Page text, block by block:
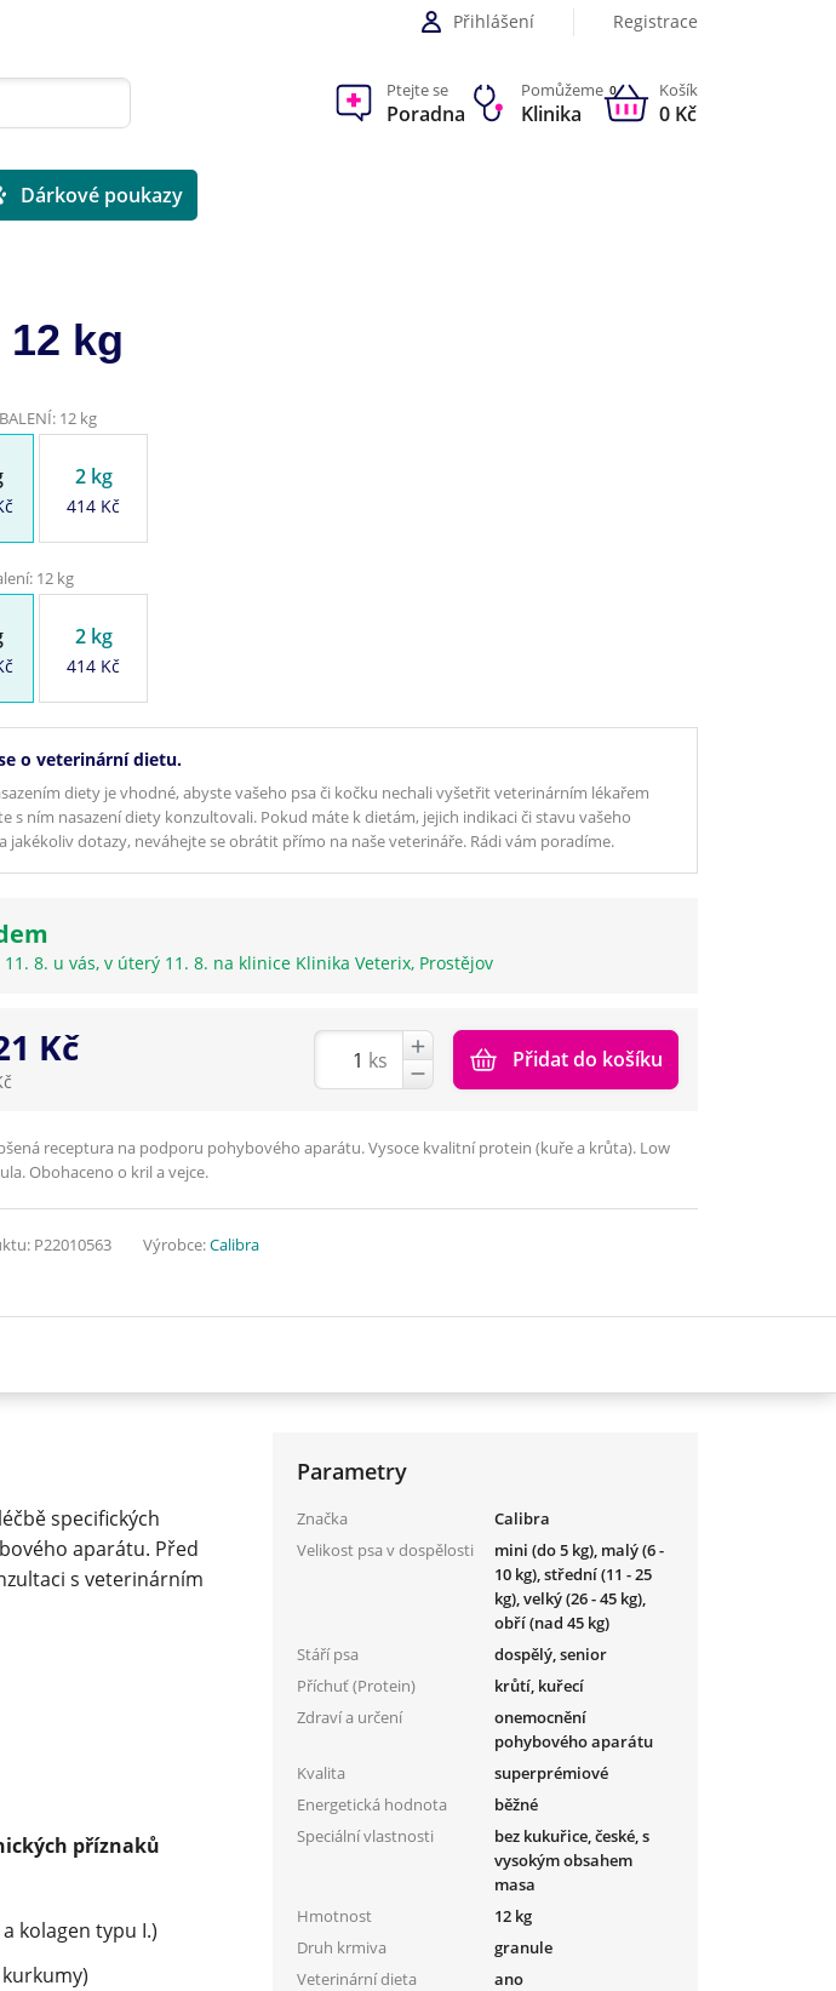
Přihlášení Registrace
Ptejte se
Poradna
Pomůžeme
Klinika
0 Košík
0 Kč
Dárkové poukazy
kg
12 kg
2 kg
414 Kč
12 kg
2 kg
414 Kč
o veterinární dietu.
diety je vhodné, abyste vašeho psa či kočku nechali vyšetřit veterinárním lékařem
s ním nasazení diety konzultovali. Pokud máte k dietám, jejich indikaci či stavu vašeho
jakékoliv dotazy, neváhejte se obrátit přímo na naše veterináře. Rádi vám poradíme.
8. u vás, v úterý 11. 8. na klinice Klinika Veterix, Prostějov
Kč ks Přidat do košíku
receptura na podporu pohybového aparátu. Vysoce kvalitní protein (kuře a krůta). Low
Obohaceno o kril a vejce.
P22010563 Výrobce:Calibra
specifických
aparátu. Před
s veterinárním
příznaků
a kolagen typu I.)
Parametry
Značka
Calibra
Velikost psa v dospělosti
mini (do 5 kg), malý (6 -
10 kg), střední (11 - 25
kg), velký (26 - 45 kg),
obří (nad 45 kg)
Stáří psa
dospělý, senior
Příchuť (Protein)
krůtí, kuřecí
Zdraví a určení
onemocnění
pohybového aparátu
Kvalita
superprémiové
Energetická hodnota
běžné
Speciální vlastnosti
bez kukuřice, české, s
vysokým obsahem
masa
Hmotnost
12 kg
Druh krmiva
granule
Veterinární dieta
ano